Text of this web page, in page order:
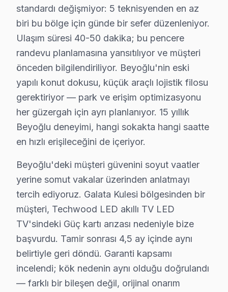
· Beyoğlu'de490+ Techwood TV tamiri
· Müşteri memnuniyeti
%98
· Ortalama tamir süresi:
· Tüm işlemler 2 yıl garantili
Bu sayfayla ilgili hizmet sayfaları:
↑ Techwood Servis Ana Sayfası
Beyoğlu Yakın İlçelerde Techwood Servisi
· Arnavutköy Techwood
· Avcılar Techwood
· Bağcılar Techwood
· Bahçelievler Techwood
· Bakırköy Techwood
· Başakşehir Techwood
· Bayrampaşa Techwood
· Beşiktaş Techwood
standardı değişmiyor: 5 teknisyenden en az
biri bu bölge için günde bir sefer düzenleniyor.
Ulaşım süresi 40-50 dakika; bu pencere
randevu planlamasına yansıtılıyor ve müşteri
önceden bilgilendiriliyor. Beyoğlu'nin eski
yapılı konut dokusu, küçük araçlı lojistik filosu
gerektiriyor — park ve erişim optimizasyonu
her güzergah için ayrı planlanıyor. 15 yıllık
Beyoğlu deneyimi, hangi sokakta hangi saatte
en hızlı erişileceğini de içeriyor.
Beyoğlu'deki müşteri güvenini soyut vaatler
yerine somut vakalar üzerinden anlatmayı
tercih ediyoruz. Galata Kulesi bölgesinden bir
müşteri, Techwood LED akıllı TV LED
TV'sindeki Güç kartı arızası nedeniyle bize
başvurdu. Tamir sonrası 4,5 ay içinde aynı
belirtiyle geri döndü. Garanti kapsamı
incelendi; kök nedenin aynı olduğu doğrulandı
— farklı bir bileşen değil, orijinal onarım